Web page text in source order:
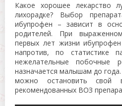
Какое хорошее лекарство
лихорадке? Выбор
ибупрофен – зависит в
родителей. При
первых лет жизни
напротив, по статистике
нежелательные побочные
назначается малышам до
можно остановить
рекомендованных ВОЗ